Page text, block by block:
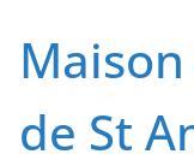
contenu
de St